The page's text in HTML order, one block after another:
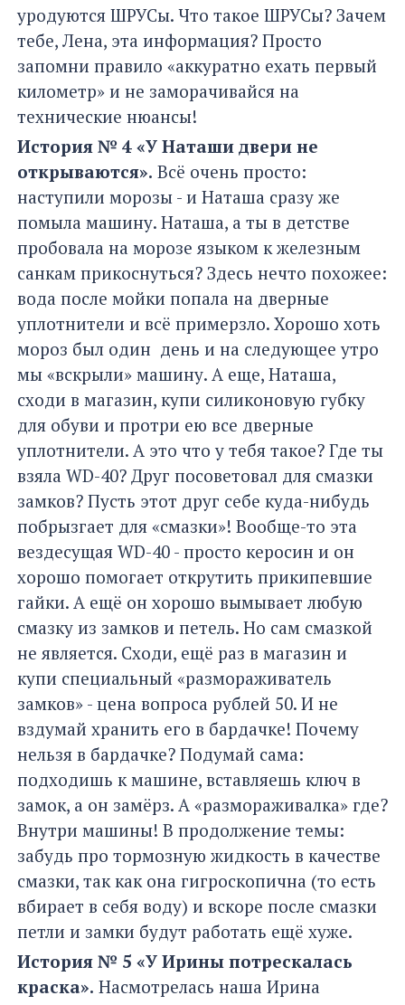
уродуются ШРУСы. Что такое ШРУСы? Зачем
тебе, Лена, эта информация? Просто
запомни правило «аккуратно ехать первый
километр» и не заморачивайся на
технические нюансы!
История № 4 «У Наташи двери не
открываются». Всё очень просто:
наступили морозы - и Наташа сразу же
помыла машину. Наташа, а ты в детстве
пробовала на морозе языком к железным
санкам прикоснуться? Здесь нечто похожее:
вода после мойки попала на дверные
уплотнители и всё примерзло. Хорошо хоть
мороз был один день и на следующее утро
мы «вскрыли» машину. А еще, Наташа,
сходи в магазин, купи силиконовую губку
для обуви и протри ею все дверные
уплотнители. А это что у тебя такое? Где ты
взяла WD-40? Друг посоветовал для смазки
замков? Пусть этот друг себе куда-нибудь
побрызгает для «смазки»! Вообще-то эта
вездесущая WD-40 - просто керосин и он
хорошо помогает открутить прикипевшие
гайки. А ещё он хорошо вымывает любую
смазку из замков и петель. Но сам смазкой
не является. Сходи, ещё раз в магазин и
купи специальный «размораживатель
замков» - цена вопроса рублей 50. И не
вздумай хранить его в бардачке! Почему
нельзя в бардачке? Подумай сама:
подходишь к машине, вставляешь ключ в
замок, а он замёрз. А «размораживалка» где?
Внутри машины! В продолжение темы:
забудь про тормозную жидкость в качестве
смазки, так как она гигроскопична (то есть
вбирает в себя воду) и вскоре после смазки
петли и замки будут работать ещё хуже.
История № 5 «У Ирины потрескалась
краска». Насмотрелась наша Ирина